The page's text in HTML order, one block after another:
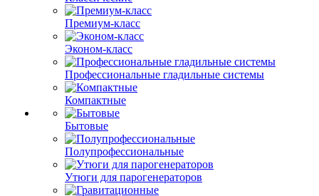
Премиум-класс
Эконом-класс
Профессиональные гладильные системы
Компактные
Бытовые
Полупрофессиональные
Утюги для парогенераторов